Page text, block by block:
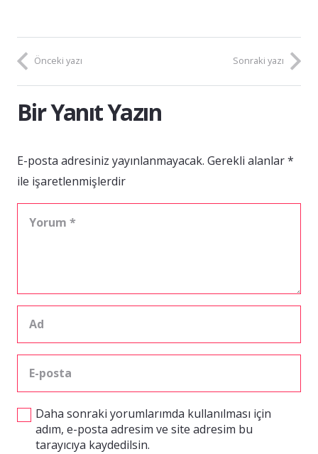
Önceki yazı Sonraki yazı
Bir Yanıt Yazın
E-posta adresiniz yayınlanmayacak. Gerekli alanlar*
ile işaretlenmişlerdir
Daha sonraki yorumlarımda kullanılması için
adım, e-posta adresim ve site adresim bu
tarayıcıya kaydedilsin.